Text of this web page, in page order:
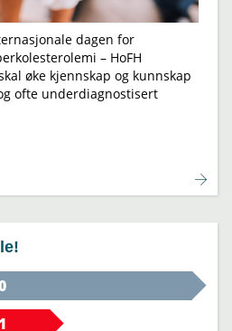
dagen for
– HoFH
øke kjennskap og kunnskap
ofte underdiagnostisert